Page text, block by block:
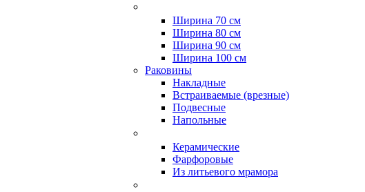
Ширина 70 см
Ширина 80 см
Ширина 90 см
Ширина 100 см
Раковины
Накладные
Встраиваемые (врезные)
Подвесные
Напольные
Керамические
Фарфоровые
Из литьевого мрамора